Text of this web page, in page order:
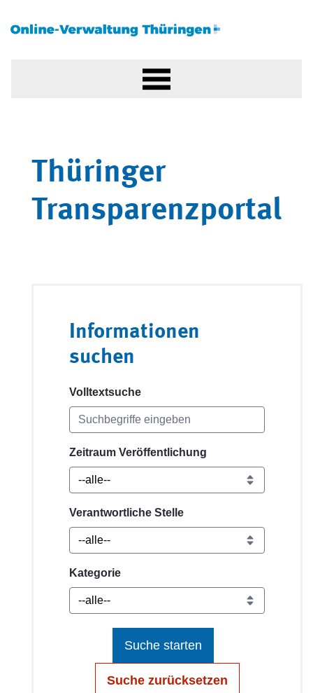
Thüringer
Transparenzportal
Informationen
suchen
Volltextsuche
Zeitraum Veröffentlichung
Verantwortliche Stelle
Kategorie
Suche starten
Suche zurücksetzen